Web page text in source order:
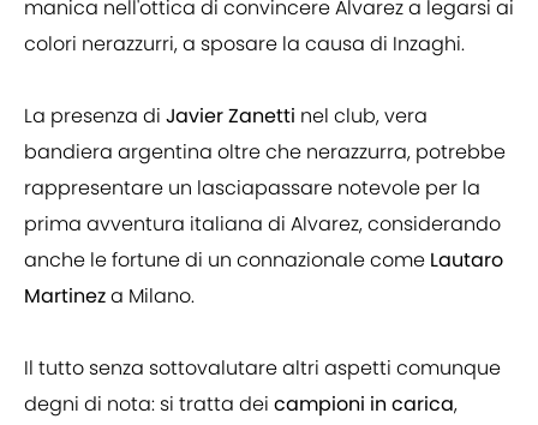
manica nell'ottica di convincere Alvarez a legarsi ai
colori nerazzurri, a sposare la causa di Inzaghi.
La presenza di Javier Zanetti nel club, vera
bandiera argentina oltre che nerazzurra, potrebbe
rappresentare un lasciapassare notevole per la
prima avventura italiana di Alvarez, considerando
anche le fortune di un connazionale come Lautaro
Martineza Milano.
Il tutto senza sottovalutare altri aspetti comunque
degni di nota: si tratta dei campioni in carica,